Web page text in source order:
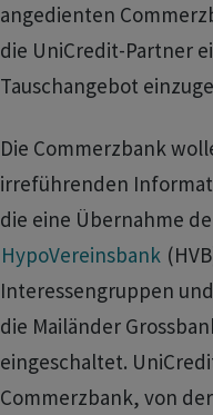
angedienten
die UniCredit-Partner
Tauschangebot
Die Commerzbank
irreführenden
die eine Übernahme
HypoVereinsbank
Interessengruppen
die Mailänder
eingeschaltet.
Commerzbank, von